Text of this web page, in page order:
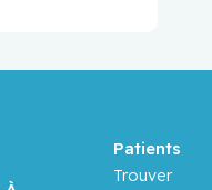
Patients
Trouver